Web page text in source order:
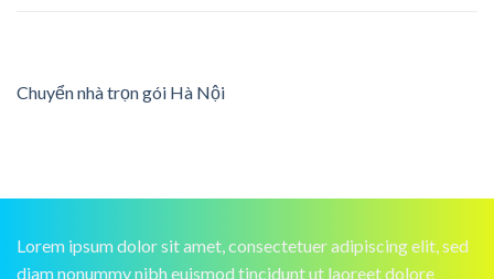
Chuyển nhà trọn gói Hà Nội
Lorem ipsum dolor sit amet, consectetuer adipiscing elit, sed
diam nonummy nibh euismod tincidunt ut laoreet dolore